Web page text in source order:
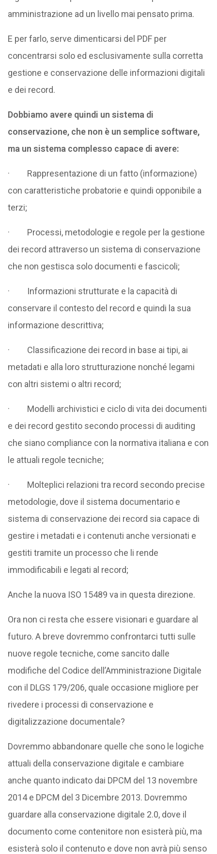
amministrazione ad un livello mai pensato prima.
E per farlo, serve dimenticarsi del PDF per
concentrarsi solo ed esclusivamente sulla corretta
gestione e conservazione delle informazioni digitali
e dei record.
Dobbiamo avere quindi un sistema di
conservazione, che non è un semplice software,
ma un sistema complesso capace di avere:
· Rappresentazione di un fatto (informazione)
con caratteristiche probatorie e quindi opponibile a
terzi;
· Processi, metodologie e regole per la gestione
dei record attraverso un sistema di conservazione
che non gestisca solo documenti e fascicoli;
· Informazioni strutturate e la capacità di
conservare il contesto del record e quindi la sua
informazione descrittiva;
· Classificazione dei record in base ai tipi, ai
metadati e alla loro strutturazione nonché legami
con altri sistemi o altri record;
· Modelli archivistici e ciclo di vita dei documenti
e dei record gestito secondo processi di auditing
che siano compliance con la normativa italiana e con
le attuali regole tecniche;
· Molteplici relazioni tra record secondo precise
metodologie, dove il sistema documentario e
sistema di conservazione dei record sia capace di
gestire i metadati e i contenuti anche versionati e
gestiti tramite un processo che li rende
immodificabili e legati al record;
Anche la nuova ISO 15489 va in questa direzione.
Ora non ci resta che essere visionari e guardare al
futuro. A breve dovremmo confrontarci tutti sulle
nuove regole tecniche, come sancito dalle
modifiche del Codice dell’Amministrazione Digitale
con il DLGS 179/206, quale occasione migliore per
rivedere i processi di conservazione e
digitalizzazione documentale?
Dovremmo abbandonare quelle che sono le logiche
attuali della conservazione digitale e cambiare
anche quanto indicato dai DPCM del 13 novembre
2014 e DPCM del 3 Dicembre 2013. Dovremmo
guardare alla conservazione digitale 2.0, dove il
documento come contenitore non esisterà più, ma
esisterà solo il contenuto e dove non avrà più senso